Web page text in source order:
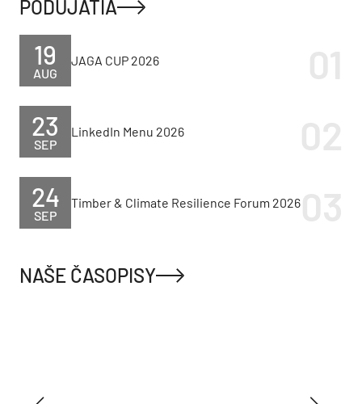
PODUJATIA
AUG
19 JAGA CUP 2026
SEP
23 LinkedIn Menu 2026
SEP
24 Timber & Climate Resilience Forum 2026
NAŠE ČASOPISY